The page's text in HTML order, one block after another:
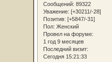
Сообщений: 89322
Уважение: [+30211/-28]
Позитив: [+5847/-31]
Пол: Женский
Провел на форуме:
1 год 9 месяцев
Последний визит:
Сегодня 15:21:33